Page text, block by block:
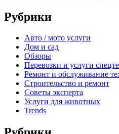
Рубрики
Авто / мото услуги
Дом и сад
Обзоры
Перевозки и услуги
Ремонт и обслуживание
Строительство и ремонт
Советы эксперта
Услуги для животных
Trends